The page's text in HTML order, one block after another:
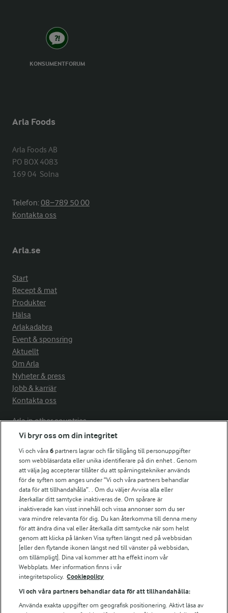
KONSUMENTFORUM
Arla Foods
Arla Foods AB
PO BOX 4083
169 04  Solna
Telefon:08−789 50 00
Kontakta oss
Arla.se
Start
Recept & mat
Produkter
Hälsa
Arlakadabra
Event & sponsring
Aktuellt
Om Arla
Nyheter & press
Jobb & karriär
Kontakta oss
Arla in other countries
Fler Arlasajter
För ägare
Arlas kundportal
Arla.com
Falbygdens Ost
Arla webbshop
Bildbank
Följ oss
Vi bryr oss om din integritet
Vi och våra6 partners lagrar och får tillgång till personuppgifter
som webbläsardata eller unika identifierare på din enhet . Genom
att välja Jag accepterar tillåter du att spårningstekniker används
för de syften som anges under ”Vi och våra partners behandlar
data för att tillhandahålla”. . Om du väljer Avvisa alla eller
återkallar ditt samtycke inaktiveras de. Om spårare är
inaktiverade kan visst innehåll och vissa annonser som du ser
vara mindre relevanta för dig. Du kan återkomma till denna meny
för att ändra dina val eller återkalla ditt samtycke när som helst
genom att klicka på länken Visa syften längst ned på webbsidan
[eller den flytande ikonen längst ned till vänster på webbsidan,
om tillämpligt]. Dina val kommer att ha effekt inom vår
Webbplats. Mer information finns i vår
integritetspolicy. Cookiepolicy
Vi och våra partners behandlar data för att tillhandahålla:
Använda exakta uppgifter om geografisk positionering. Aktivt läsa av